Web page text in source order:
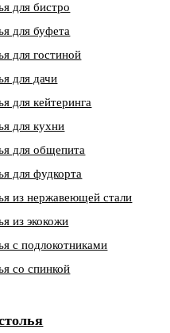
для бистро
для буфета
для гостиной
для дачи
для кейтеринга
для кухни
для общепита
для фудкорта
из нержавеющей стали
из экокожи
с подлокотниками
со спинкой